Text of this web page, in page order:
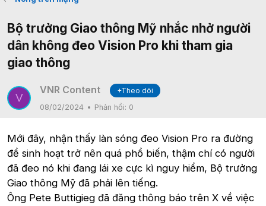
Bộ trưởng Giao thông Mỹ nhắc nhở người
dân không đeo Vision Pro khi tham gia
giao thông
V
VNR Content
+Theo dõi
08/02/2024
Phản hồi: 0
Mới đây, nhận thấy làn sóng đeo Vision Pro ra đường
để sinh hoạt trở nên quá phổ biến, thậm chí có người
đã đeo nó khi đang lái xe cực kì nguy hiểm, Bộ trưởng
Giao thông Mỹ đã phải lên tiếng.
Ông Pete Buttigieg đã đăng thông báo trên X về việc